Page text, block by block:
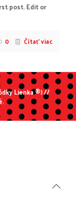
post. Edit or
0 Čítať viac
Lienka ®) //